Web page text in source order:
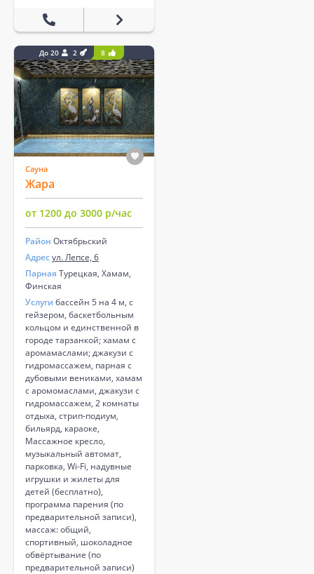
До 20 2 8
Сауна
Жара
от 1200 до 3000 р/час
Район Октябрьский
Адресул. Лепсе, 6
Парная Турецкая, Хамам,
Финская
Услуги бассейн 5 на 4 м, с
гейзером, баскетбольным
кольцом и единственной в
городе тарзанкой; хамам с
аромамаслами; джакузи с
гидромассажем, парная с
дубовыми вениками, хамам
с аромомаслами, джакузи с
гидромассажем, 2 комнаты
отдыха, стрип-подиум,
бильярд, караоке,
Массажное кресло,
музыкальный автомат,
парковка, Wi-Fi, надувные
игрушки и жилеты для
детей (бесплатно),
программа парения (по
предварительной записи),
массаж: общий,
спортивный, шоколадное
обвёртывание (по
предварительной записи)